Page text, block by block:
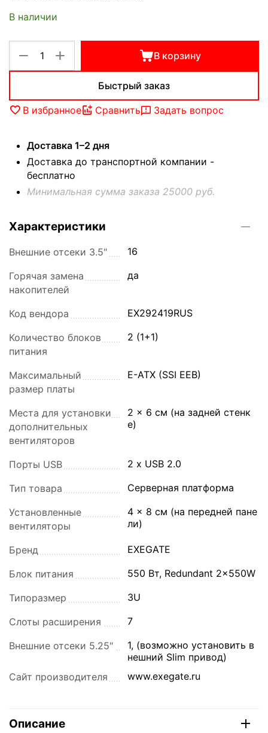
В наличии
+
− В корзину
Быстрый заказ
В избранное Сравнить Задать вопрос
Доставка 1–2 дня
Доставка до транспортной компании -
бесплатно
Минимальная сумма заказа 25000 руб.
Характеристики
Внешние отсеки 3.5" 16
Горячая замена
накопителей
да
Код вендора EX292419RUS
Количество блоков
питания
2 (1+1)
Максимальный
размер платы
E-ATX (SSI EEB)
Места для установки
дополнительных
вентиляторов
2 x 6 см (на задней стенк
е)
Порты USB 2 x USB 2.0
Тип товара Серверная платформа
Установленные
вентиляторы
4 x 8 см (на передней пане
ли)
Бренд EXEGATE
Блок питания 550 Вт, Redundant 2x550W
Типоразмер 3U
Слоты расширения 7
Внешние отсеки 5.25"
1, (возможно установить в
нешний Slim привод)
Сайт производителя
www.exegate.ru
Описание